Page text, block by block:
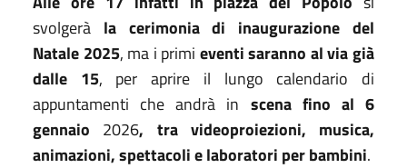
svolgerà la cerimonia di inaugurazione del
Natale 2025, ma i primi eventi saranno al via già
dalle 15, per aprire il lungo calendario di
appuntamenti che andrà in scena fino al 6
gennaio 2026, tra videoproiezioni, musica,
animazioni, spettacoli e laboratori per bambini.